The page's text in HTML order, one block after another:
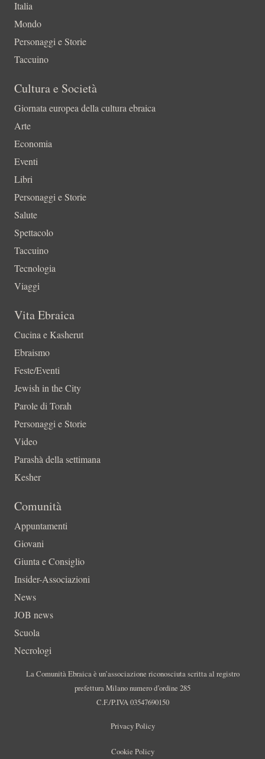
Italia
Mondo
Personaggi e Storie
Taccuino
Cultura e Società
Giornata europea della cultura ebraica
Arte
Economia
Eventi
Libri
Personaggi e Storie
Salute
Spettacolo
Taccuino
Tecnologia
Viaggi
Vita Ebraica
Cucina e Kasherut
Ebraismo
Feste/Eventi
Jewish in the City
Parole di Torah
Personaggi e Storie
Video
Parashà della settimana
Kesher
Comunità
Appuntamenti
Giovani
Giunta e Consiglio
Insider-Associazioni
News
JOB news
Scuola
Necrologi
La Comunità Ebraica è un’associazione riconosciuta scritta al registro
prefettura Milano numero d’ordine 285
C.F./P.IVA 03547690150
Privacy Policy
Cookie Policy